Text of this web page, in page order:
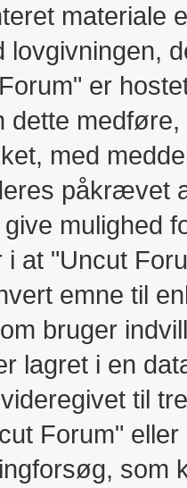
materiale
lovgivningen,
er
dette
med
påkrævet
mulighed
i at "Uncut
emne til
bruger
lagret i en
til
Forum"
som